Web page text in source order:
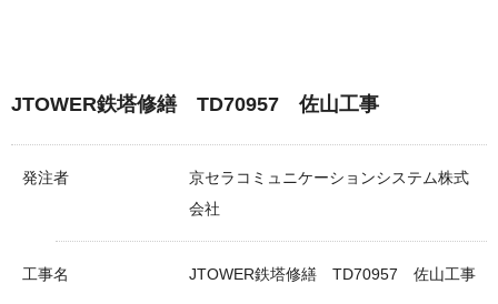
JTOWER鉄塔修繕 TD70957 佐山工事
発注者
京セラコミュニケーションシステム株式
会社
工事名 JTOWER鉄塔修繕 TD70957 佐山工事